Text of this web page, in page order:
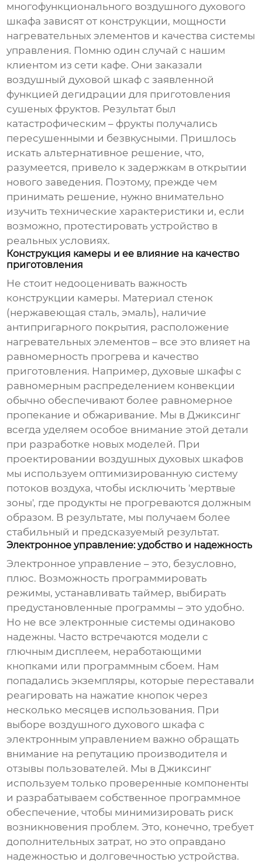
многофункционального воздушного духового
шкафа зависят от конструкции, мощности
нагревательных элементов и качества системы
управления. Помню один случай с нашим
клиентом из сети кафе. Они заказали
воздушный духовой шкаф с заявленной
функцией дегидрации для приготовления
сушеных фруктов. Результат был
катастрофическим – фрукты получались
пересушенными и безвкусными. Пришлось
искать альтернативное решение, что,
разумеется, привело к задержкам в открытии
нового заведения. Поэтому, прежде чем
принимать решение, нужно внимательно
изучить технические характеристики и, если
возможно, протестировать устройство в
реальных условиях.
Конструкция камеры и ее влияние на качество
приготовления
Не стоит недооценивать важность
конструкции камеры. Материал стенок
(нержавеющая сталь, эмаль), наличие
антипригарного покрытия, расположение
нагревательных элементов – все это влияет на
равномерность прогрева и качество
приготовления. Например, духовые шкафы с
равномерным распределением конвекции
обычно обеспечивают более равномерное
пропекание и обжаривание. Мы в Джиксинг
всегда уделяем особое внимание этой детали
при разработке новых моделей. При
проектировании воздушных духовых шкафов
мы используем оптимизированную систему
потоков воздуха, чтобы исключить 'мертвые
зоны', где продукты не прогреваются должным
образом. В результате, мы получаем более
стабильный и предсказуемый результат.
Электронное управление: удобство и надежность
Электронное управление – это, безусловно,
плюс. Возможность программировать
режимы, устанавливать таймер, выбирать
предустановленные программы – это удобно.
Но не все электронные системы одинаково
надежны. Часто встречаются модели с
глючным дисплеем, неработающими
кнопками или программным сбоем. Нам
попадались экземпляры, которые переставали
реагировать на нажатие кнопок через
несколько месяцев использования. При
выборе воздушного духового шкафа с
электронным управлением важно обращать
внимание на репутацию производителя и
отзывы пользователей. Мы в Джиксинг
используем только проверенные компоненты
и разрабатываем собственное программное
обеспечение, чтобы минимизировать риск
возникновения проблем. Это, конечно, требует
дополнительных затрат, но это оправдано
надежностью и долговечностью устройства.